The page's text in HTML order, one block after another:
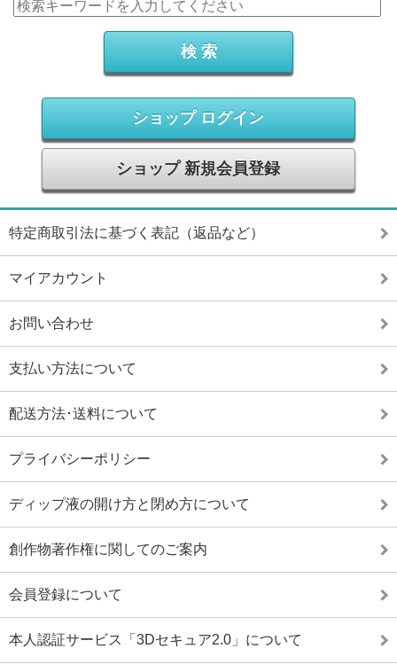
ショップ ログイン
ショップ 新規会員登録
特定商取引法に基づく表記（返品など）
マイアカウント
お問い合わせ
支払い方法について
配送方法･送料について
プライバシーポリシー
ディップ液の開け方と閉め方について
創作物著作権に関してのご案内
会員登録について
本人認証サービス「3Dセキュア2.0」について